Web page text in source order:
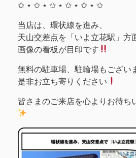
✩ ⋆ ✩ ⋆ ✩ ⋆ ✩ ⋆ ✩ ⋆ ✩
当店は、環状線を進み、
天山交差点を「いよ立花駅」方
画像の看板が目印です
無料の駐車場、駐輪場もござい
是非お立ち寄りください
皆さまのご来店を心よりお待ち